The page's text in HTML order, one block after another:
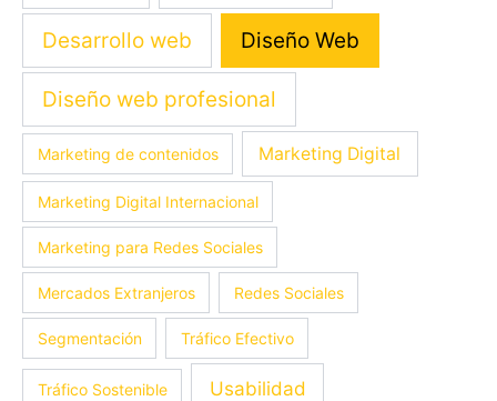
Desarrollo web Diseño Web
Diseño web profesional
Marketing de contenidos Marketing Digital
Marketing Digital Internacional
Marketing para Redes Sociales
Mercados Extranjeros Redes Sociales
Segmentación Tráfico Efectivo
Tráfico Sostenible Usabilidad